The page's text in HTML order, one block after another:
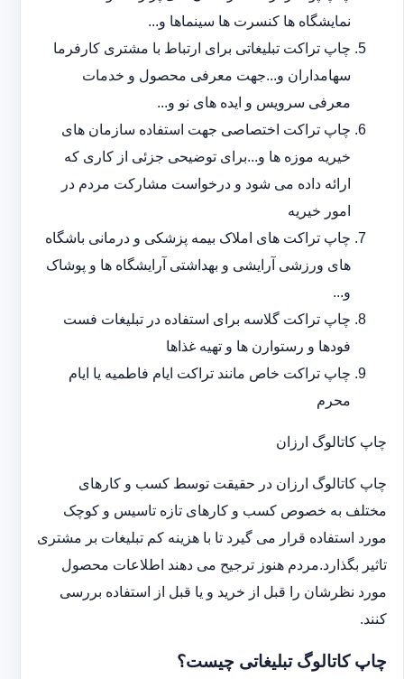
نمایشگاه ها کنسرت ها سینماها و...
چاپ تراکت تبلیغاتی برای ارتباط با مشتری کارفرما
سهامداران و...جهت معرفی محصول و خدمات
معرفی سرویس و ایده های نو و...
چاپ تراکت اختصاصی جهت استفاده سازمان های
خیریه موزه ها و...برای توضیحی جزئی از کاری که
ارائه داده می شود و درخواست مشارکت مردم در
امور خیریه
چاپ تراکت های املاک بیمه پزشکی و درمانی باشگاه
های ورزشی آرایشی و بهداشتی آرایشگاه ها و پوشاک
و...
چاپ تراکت گلاسه برای استفاده در تبلیغات فست
فودها و رستوارن ها و تهیه غذاها
چاپ تراکت خاص مانند تراکت ایام فاطمیه یا ایام
محرم
چاپ کاتالوگ ارزان
چاپ کاتالوگ ارزان در حقیقت توسط کسب و کارهای
مختلف به خصوص کسب و کارهای تازه تاسیس و کوچک
مورد استفاده قرار می گیرد تا با هزینه کم تبلیغات بر مشتری
تاثیر بگذارد.مردم هنوز ترجیح می دهند اطلاعات محصول
مورد نظرشان را قبل از خرید و یا قبل از استفاده بررسی
کنند.
چاپ کاتالوگ تبلیغاتی چیست؟